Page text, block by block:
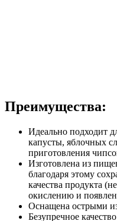
Преимущества:
Идеально подходит
капусты, яблочных
приготовления
Изготовлена из
благодаря этому
качества продукта
окислению и
Оснащена острыми
Безупречное